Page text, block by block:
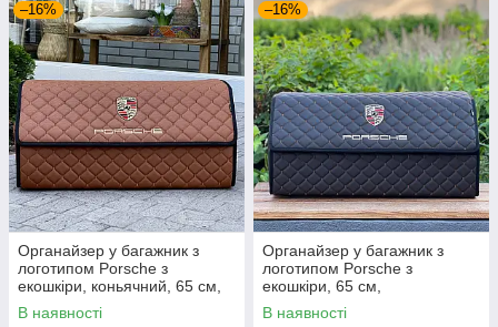
–16%
Органайзер у багажник з
логотипом Porsche з
екошкіри, коньячний, 65 см,
автомобільний органайзер
В наявності
–16%
Органайзер у багажник з
логотипом Porsche з
екошкіри, 65 см,
автомобільний органайзер
В наявності